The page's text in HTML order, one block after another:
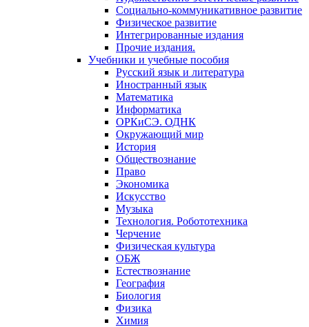
Социально-коммуникативное развитие
Физическое развитие
Интегрированные издания
Прочие издания.
Учебники и учебные пособия
Русский язык и литература
Иностранный язык
Математика
Информатика
ОРКиСЭ. ОДНК
Окружающий мир
История
Обществознание
Право
Экономика
Искусство
Музыка
Технология. Робототехника
Черчение
Физическая культура
ОБЖ
Естествознание
География
Биология
Физика
Химия